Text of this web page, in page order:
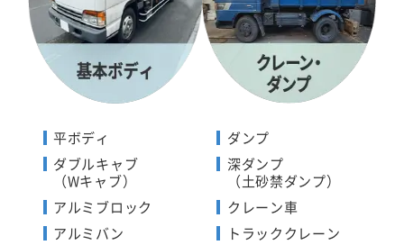
平ボディ
ダブルキャブ
（Wキャブ）
アルミブロック
アルミバン
ダンプ
深ダンプ
（土砂禁ダンプ）
クレーン車
トラッククレーン